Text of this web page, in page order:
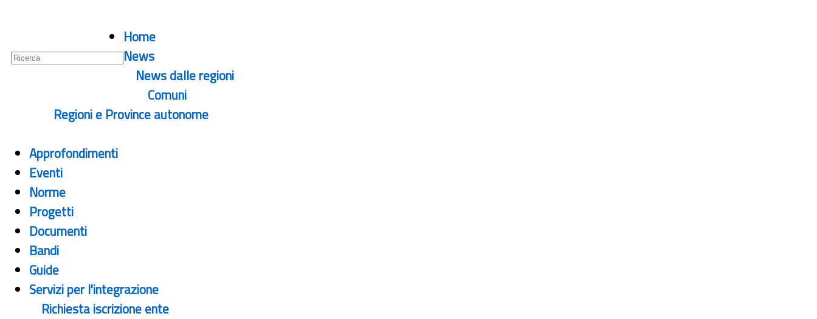
Home
News
News dalle regioni
Comuni
Regioni e Province autonome
Approfondimenti
Eventi
Norme
Progetti
Documenti
Bandi
Guide
Servizi per l'integrazione
Richiesta iscrizione ente